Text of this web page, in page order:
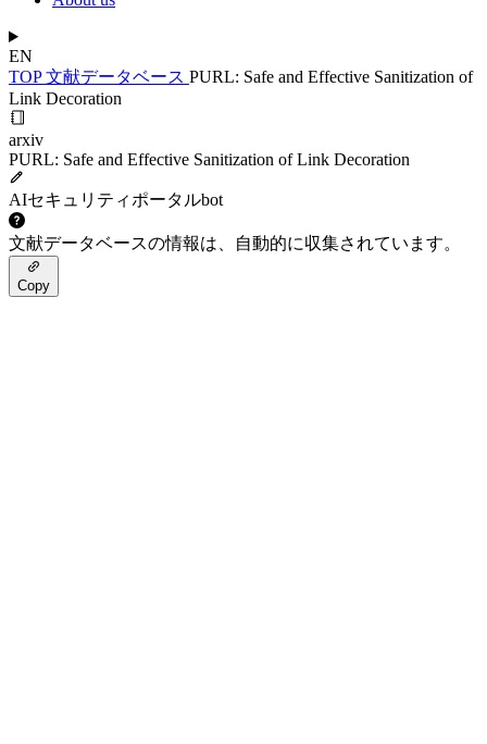
EN
TOP文献データベース PURL: Safe and Effective Sanitization of
Link Decoration
arxiv
PURL: Safe and Effective Sanitization of Link Decoration
AIセキュリティポータルbot
文献データベースの情報は、自動的に収集されています。
Copy